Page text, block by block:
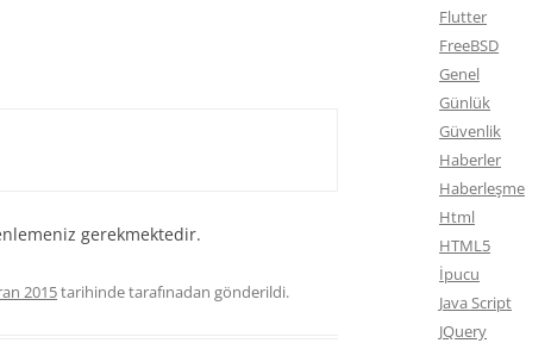
gerekmektedir.
2015tarihindetarafınadan gönderildi.
Flutter
FreeBSD
Genel
Günlük
Güvenlik
Haberler
Haberleşme
Html
HTML5
İpucu
Java Script
JQuery